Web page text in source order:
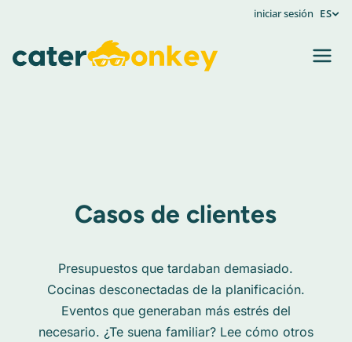
iniciar sesión ES
Casos de clientes
Presupuestos que tardaban demasiado.
Cocinas desconectadas de la planificación.
Eventos que generaban más estrés del
necesario. ¿Te suena familiar? Lee cómo otros